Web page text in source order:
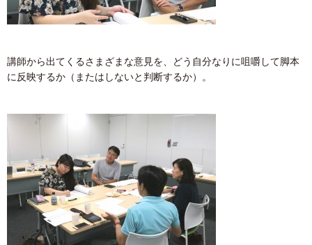
講師から出てくるさまざまな意見を、どう自分なりに咀嚼して脚本
に反映するか（またはしないと判断するか）。